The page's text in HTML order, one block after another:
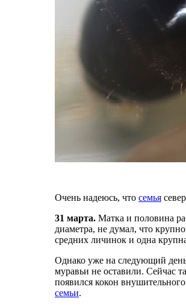
Очень надеюсь, что семья
31 марта. Матка и половина
диаметра, не думал, что
средних личинок и одна
Однако уже на следующий
муравьи не оставили. Сейчас
появился кокон
семьи.